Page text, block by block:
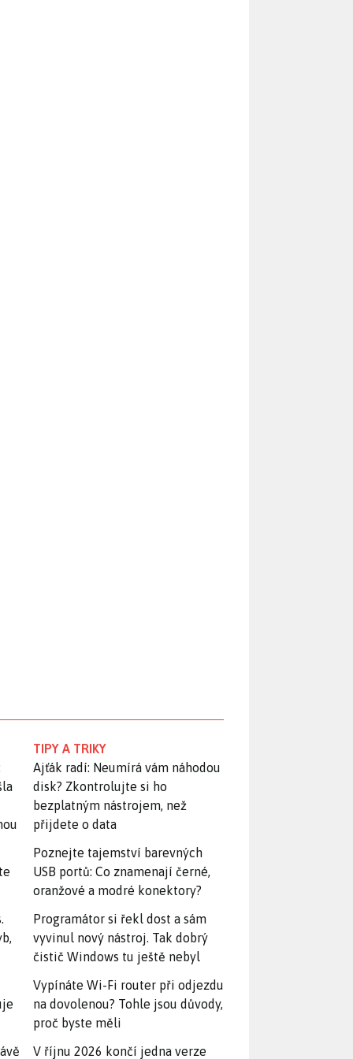
TIPY A TRIKY
Ajťák radí: Neumírá vám náhodou
disk? Zkontrolujte si ho
bezplatným nástrojem, než
přijdete o data
Poznejte tajemství barevných
USB portů: Co znamenají černé,
oranžové a modré konektory?
Programátor si řekl dost a sám
vyvinul nový nástroj. Tak dobrý
čistič Windows tu ještě nebyl
Vypínáte Wi-Fi router při odjezdu
na dovolenou? Tohle jsou důvody,
proč byste měli
V říjnu 2026 končí jedna verze